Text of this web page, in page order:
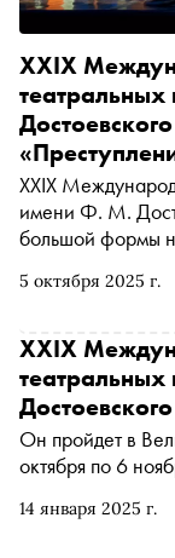
5 октября 2025 г.
XXIX
XXIX
имени Ф. М.
большой формы
откроется
режиссёра
14 января 2025 г.
XXIX
Он пройдет в
октября по 6